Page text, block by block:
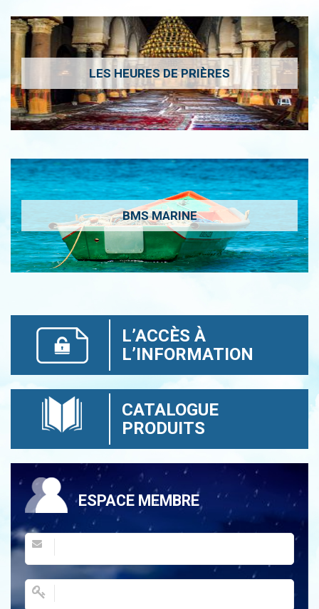
LES HEURES DE PRIÈRES
BMS MARINE
L’ACCÈS À
L’INFORMATION
CATALOGUE
PRODUITS
ESPACE MEMBRE